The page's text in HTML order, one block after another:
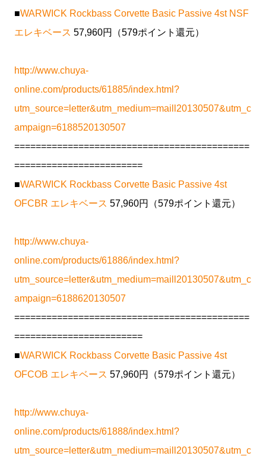
■WARWICK Rockbass Corvette Basic Passive 4st NSF
エレキベース 57,960円（579ポイント還元）
http://www.chuya-
online.com/products/61885/index.html?
utm_source=letter&utm_medium=maill20130507&utm_c
ampaign=6188520130507
============================================
========================
■WARWICK Rockbass Corvette Basic Passive 4st
OFCBR エレキベース 57,960円（579ポイント還元）
http://www.chuya-
online.com/products/61886/index.html?
utm_source=letter&utm_medium=maill20130507&utm_c
ampaign=6188620130507
============================================
========================
■WARWICK Rockbass Corvette Basic Passive 4st
OFCOB エレキベース 57,960円（579ポイント還元）
http://www.chuya-
online.com/products/61888/index.html?
utm_source=letter&utm_medium=maill20130507&utm_c